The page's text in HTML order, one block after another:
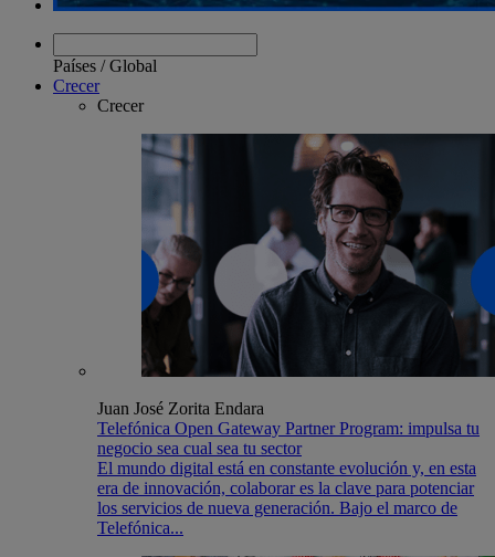
Países /Global
Crecer
Crecer
Juan José Zorita Endara
Telefónica Open Gateway Partner Program: impulsa tu
negocio sea cual sea tu sector
El mundo digital está en constante evolución y, en esta
era de innovación, colaborar es la clave para potenciar
los servicios de nueva generación. Bajo el marco de
Telefónica...